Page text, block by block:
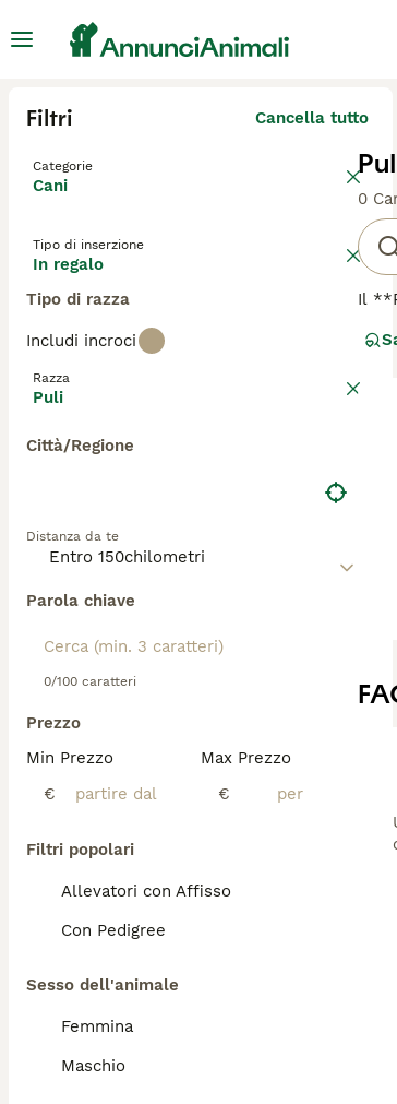
Filtri Cancella tutto
Categorie
Cani
Tipo di inserzione
In regalo
Tipo di razza
Includi incroci
Razza
Puli
Città/Regione
Distanza da te
Parola chiave
0/100 caratteri
Prezzo
Min Prezzo
€
Max Prezzo
€
Filtri popolari
Allevatori con Affisso
Con Pedigree
Sesso dell'animale
Femmina
Maschio
0
Il